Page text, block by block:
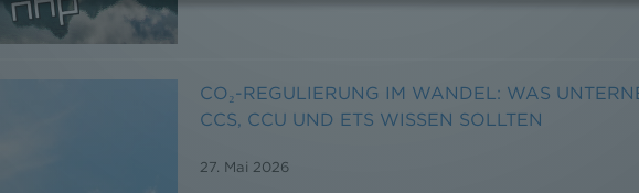
CO₂-REGULIERUNG IM WANDEL: WAS
CCS, CCU UND ETS WISSEN SOLLTEN
27. Mai 2026